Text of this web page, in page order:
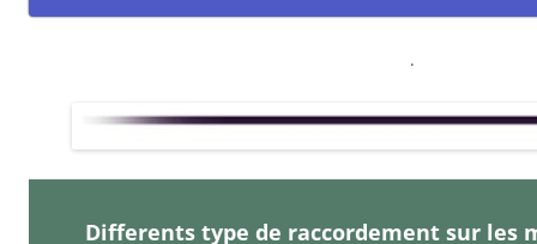
.
Differents type de raccordement sur les